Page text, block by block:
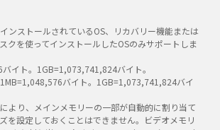
ンストールされているOS、リカバリー機能または
クを使ってインストールしたOSのみサポートしま
イト。1GB=1,073,741,824バイト。
バイト。1GB=1,073,741,824バイ
より、メインメモリーの一部が自動的に割り当て
を設定しておくことはできません。ビデオメモリ